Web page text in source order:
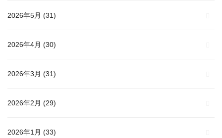
2026年5月 (31)
2026年4月 (30)
2026年3月 (31)
2026年2月 (29)
2026年1月 (33)